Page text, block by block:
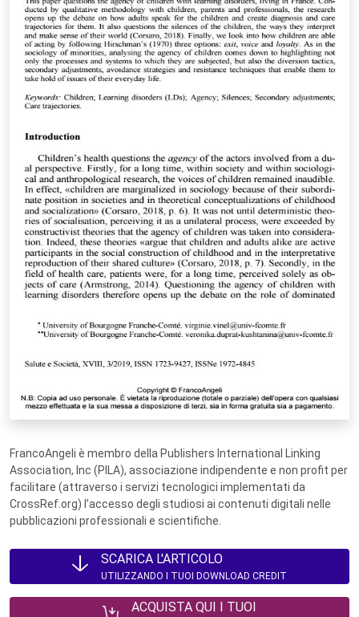
FrancoAngeli è membro della Publishers International Linking
Association, Inc (PILA), associazione indipendente e non profit per
facilitare (attraverso i servizi tecnologici implementati da
CrossRef.org) l’accesso degli studiosi ai contenuti digitali nelle
pubblicazioni professionali e scientifiche.
SCARICA L'ARTICOLO
UTILIZZANDO I TUOI DOWNLOAD CREDIT
ACQUISTA QUI I TUOI